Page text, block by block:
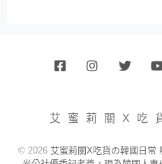
艾蜜莉關X吃
© 2026 艾蜜莉關X吃貨の韓國日常